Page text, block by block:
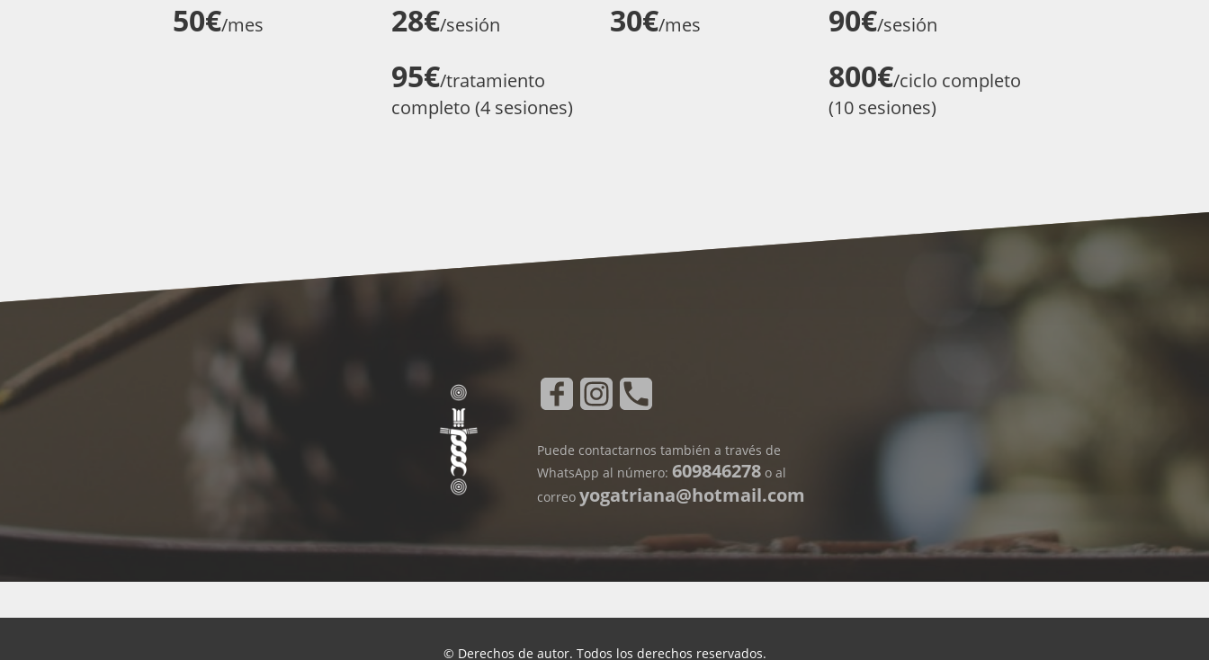
50€/mes 28€/sesión
95€/tratamiento
completo (4 sesiones)
30€/mes 90€/sesión
800€/ciclo completo
(10 sesiones)
Puede contactarnos también a través de
WhatsApp al número: 609846278 o al
correo yogatriana@hotmail.com
© Derechos de autor. Todos los derechos reservados.